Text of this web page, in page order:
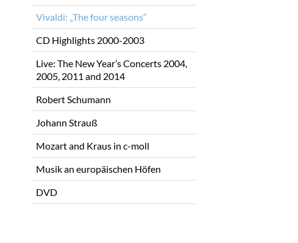
Vivaldi: „The four seasons“
CD Highlights 2000-2003
Live: The New Year’s Concerts 2004,
2005, 2011 and 2014
Robert Schumann
Johann Strauß
Mozart and Kraus in c-moll
Musik an europäischen Höfen
DVD